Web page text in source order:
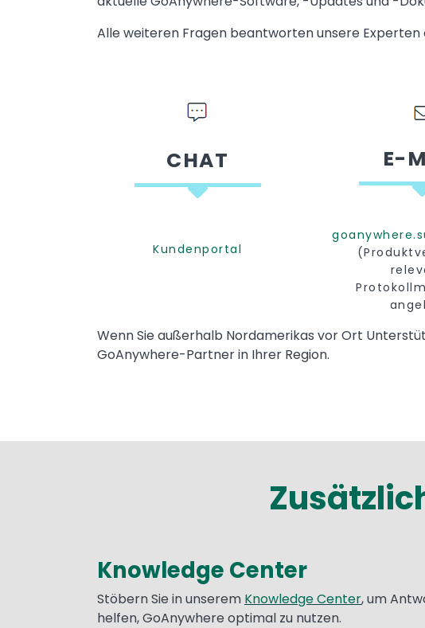
Alle weiteren Fragen beantworten unsere Experten
CHAT
Kundenportal
E-
Text
Wenn Sie außerhalb Nordamerikas vor Ort
GoAnywhere-Partner in Ihrer Region.
Text
Knowledge Center
Stöbern Sie in unserem Knowledge Center, um
helfen, GoAnywhere optimal zu nutzen.